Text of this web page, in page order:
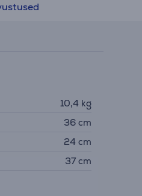
10,4 kg
36 cm
24 cm
37 cm